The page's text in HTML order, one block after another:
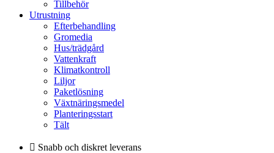
Tillbehör
Utrustning
Efterbehandling
Gromedia
Hus/trädgård
Vattenkraft
Klimatkontroll
Liljor
Paketlösning
Växtnäringsmedel
Planteringsstart
Tält
Snabb och diskret leverans